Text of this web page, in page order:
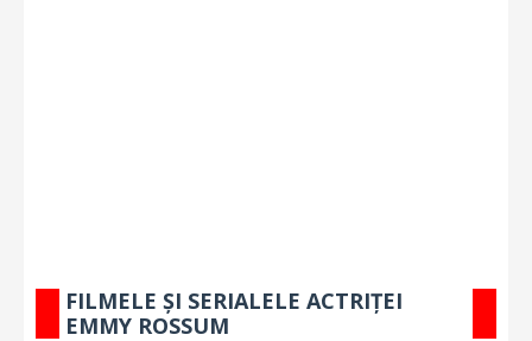
FILMELE ȘI SERIALELE ACTRIȚEI
EMMY ROSSUM